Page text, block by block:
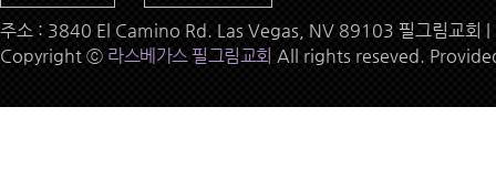
주소 : 3840 El Camino Rd. Las Vegas, NV 89103 필그림교
Copyright ⓒ 라스베가스 필그림교회 All rights reseved.